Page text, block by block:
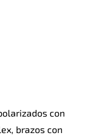
con
brazos con